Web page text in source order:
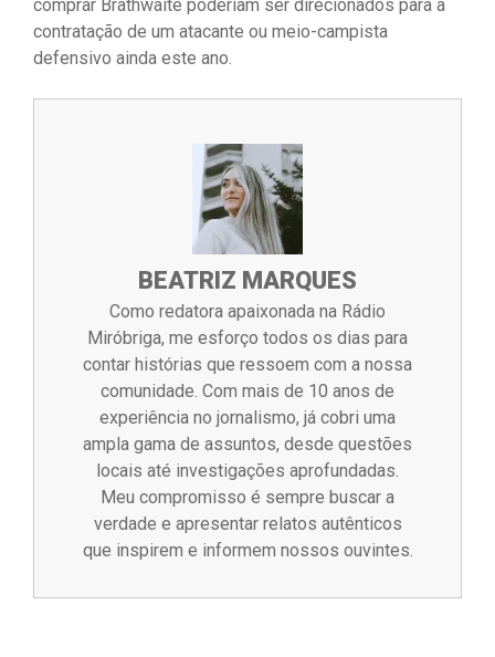
comprar Brathwaite poderiam ser direcionados para a
contratação de um atacante ou meio-campista
defensivo ainda este ano.
BEATRIZ MARQUES
Como redatora apaixonada na Rádio
Miróbriga, me esforço todos os dias para
contar histórias que ressoem com a nossa
comunidade. Com mais de 10 anos de
experiência no jornalismo, já cobri uma
ampla gama de assuntos, desde questões
locais até investigações aprofundadas.
Meu compromisso é sempre buscar a
verdade e apresentar relatos autênticos
que inspirem e informem nossos ouvintes.